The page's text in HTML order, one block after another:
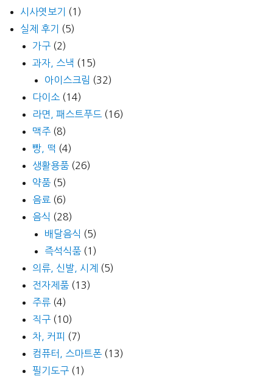
시사엿보기
(1)
실제 후기
(5)
가구 (2)
과자, 스낵 (15)
아이스크림 (32)
다이소 (14)
라면, 패스트푸드 (16)
맥주 (8)
빵, 떡 (4)
생활용품 (26)
약품 (5)
음료 (6)
음식 (28)
배달음식 (5)
즉석식품 (1)
의류, 신발, 시계 (5)
전자제품 (13)
주류 (4)
직구 (10)
차, 커피 (7)
컴퓨터, 스마트폰 (13)
필기도구 (1)